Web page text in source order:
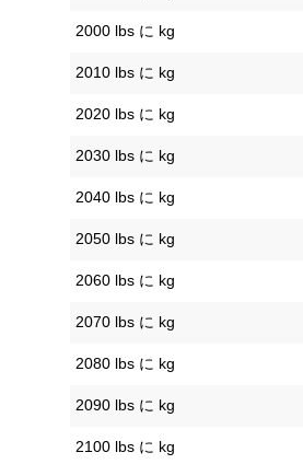
2000 lbs に kg
2010 lbs に kg
2020 lbs に kg
2030 lbs に kg
2040 lbs に kg
2050 lbs に kg
2060 lbs に kg
2070 lbs に kg
2080 lbs に kg
2090 lbs に kg
2100 lbs に kg